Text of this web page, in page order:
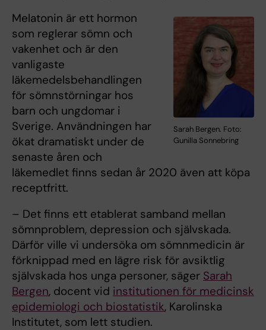
Sarah Bergen. Foto:
Gunilla Sonnebring
Melatonin är ett hormon
som reglerar sömn och
vakenhet och är den
vanligaste
läkemedelsbehandlingen
för sömnstörningar hos
barn och ungdomar i
Sverige. Användningen har
ökat dramatiskt under de
senaste åren och
läkemedlet finns sedan år 2020 även att köpa
receptfritt.
– Det finns ett etablerat samband mellan
sömnproblem, depression och självskada.
Därför ville vi undersöka om sömnmedicin är
förknippad med en lägre risk för avsiktlig
självskada hos unga personer, säger Sarah
Bergen, docent vid institutionen för medicinsk
epidemiologi och biostatistik, Karolinska
Institutet, som lett studien.